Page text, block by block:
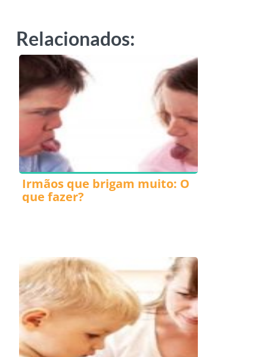
Relacionados:
Irmãos que brigam muito: O
que fazer?